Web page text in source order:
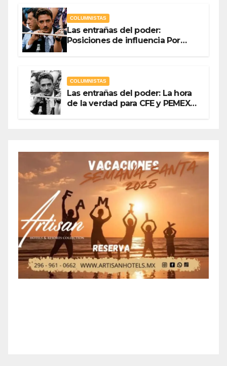
COLUMNISTAS
Las entrañas del poder:
Posiciones de influencia Por
COLUMNISTAS
Las entrañas del poder: La hora
de la verdad para CFE y PEMEX